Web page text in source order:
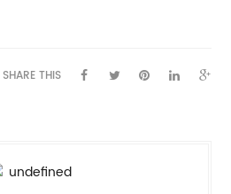
SHARE THIS